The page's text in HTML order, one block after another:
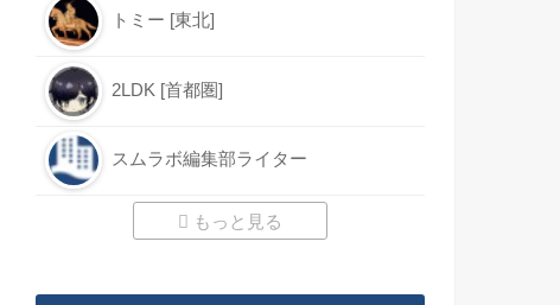
トミー [東北]
2LDK [首都圏]
スムラボ編集部ライター
もっと見る